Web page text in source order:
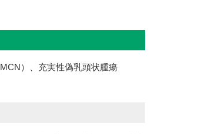
）、充実性偽乳頭状腫瘍